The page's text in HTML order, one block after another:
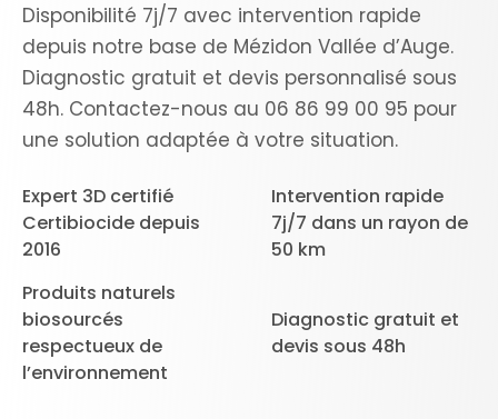
Disponibilité 7j/7 avec intervention rapide
depuis notre base de Mézidon Vallée d’Auge.
Diagnostic gratuit et devis personnalisé sous
48h. Contactez-nous au 06 86 99 00 95 pour
une solution adaptée à votre situation.
Expert 3D certifié
Certibiocide depuis
2016
Intervention rapide
7j/7 dans un rayon de
50 km
Produits naturels
biosourcés
respectueux de
l’environnement
Diagnostic gratuit et
devis sous 48h